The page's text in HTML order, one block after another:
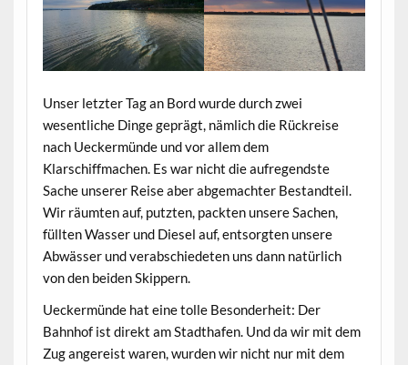
Unser letzter Tag an Bord wurde durch zwei
wesentliche Dinge geprägt, nämlich die Rückreise
nach Ueckermünde und vor allem dem
Klarschiffmachen. Es war nicht die aufregendste
Sache unserer Reise aber abgemachter Bestandteil.
Wir räumten auf, putzten, packten unsere Sachen,
füllten Wasser und Diesel auf, entsorgten unsere
Abwässer und verabschiedeten uns dann natürlich
von den beiden Skippern.
Ueckermünde hat eine tolle Besonderheit: Der
Bahnhof ist direkt am Stadthafen. Und da wir mit dem
Zug angereist waren, wurden wir nicht nur mit dem